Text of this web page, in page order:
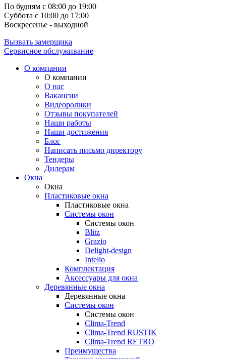
По будням с 08:00 до 19:00
Суббота с 10:00 до 17:00
Воскресенье - выходной
Вызвать замерщика
Сервисное обслуживание
О компании
О компании
О нас
Вакансии
Видеоролики
Отзывы покупателей
Наши работы
Наши достижения
Блог
Написать письмо директору
Тендеры
Дилерам
Окна
Окна
Пластиковые окна
Пластиковые окна
Системы окон
Системы окон
Blitz
Grazio
Delight-design
Intelio
Комплектация
Аксессуары для окна
Деревянные окна
Деревянные окна
Системы окон
Системы окон
Clima-Trend
Clima-Trend RUSTIK
Clima-Trend RETRO
Преимущества